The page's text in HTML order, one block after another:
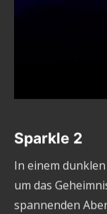
Sparkle 2
In einem
um das
spannenden